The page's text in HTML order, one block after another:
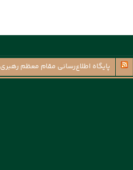
پايگاه اطلاع‌رسانی مقام معظم رهبری